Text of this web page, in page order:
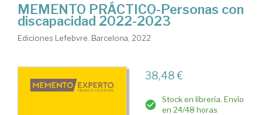
MEMENTO PRÁCTICO-Personas con
discapacidad 2022-2023
Ediciones Lefebvre. Barcelona, 2022
38,48 €
Stock en librería. Envío
en 24/48 horas